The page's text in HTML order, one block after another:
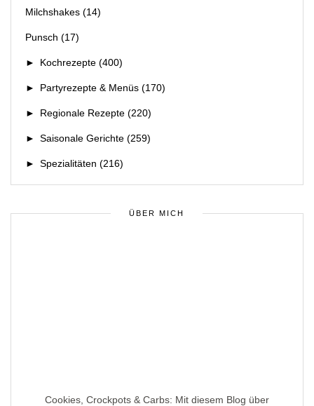
Milchshakes (14)
Punsch (17)
► Kochrezepte (400)
► Partyrezepte & Menüs (170)
► Regionale Rezepte (220)
► Saisonale Gerichte (259)
► Spezialitäten (216)
ÜBER MICH
Cookies, Crockpots & Carbs: Mit diesem Blog über